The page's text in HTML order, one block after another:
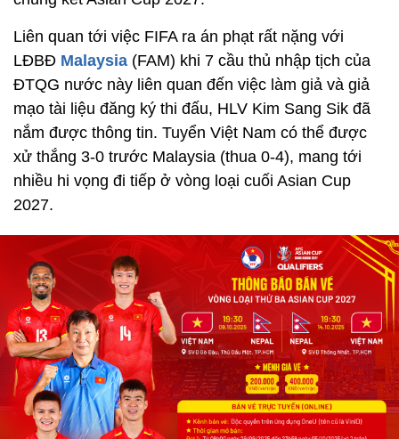
Liên quan tới việc FIFA ra án phạt rất nặng với
LĐBĐ Malaysia (FAM) khi 7 cầu thủ nhập tịch của
ĐTQG nước này liên quan đến việc làm giả và giả
mạo tài liệu đăng ký thi đấu, HLV Kim Sang Sik đã
nắm được thông tin. Tuyển Việt Nam có thể được
xử thắng 3-0 trước Malaysia (thua 0-4), mang tới
nhiều hi vọng đi tiếp ở vòng loại cuối Asian Cup
2027.